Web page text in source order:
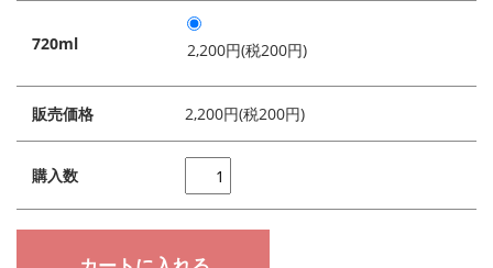
720ml 2,200円(税200円)
販売価格 2,200円(税200円)
購入数